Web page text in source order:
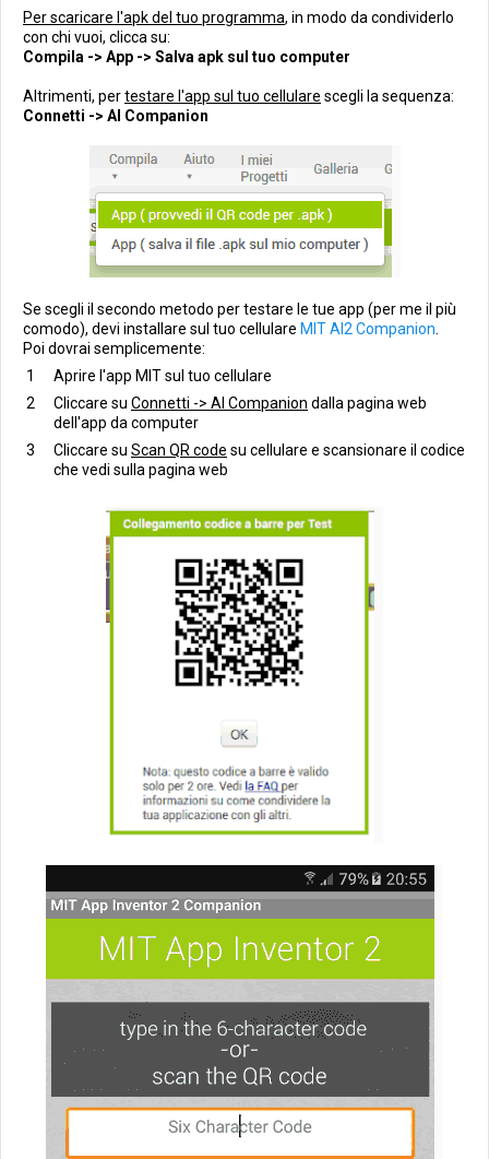
Per scaricare l'apk del tuo programma, in modo da condividerlo
con chi vuoi, clicca su:
Compila -> App -> Salva apk sul tuo computer
Altrimenti, pertestare l'app sul tuo cellulare scegli la sequenza:
Connetti -> Al Companion
Se scegli il secondo metodo per testare le tue app (per me il più
comodo), devi installare sul tuo cellulare MIT AI2 Companion
Poi dovrai semplicemente:
Aprire l'app MIT sul tuo cellulare
Cliccare su Connetti -> Al Companion dalla pagina web
dell'app da computer
Cliccare su Scan QR code su cellulare e scansionare il codice
che vedi sulla pagina web